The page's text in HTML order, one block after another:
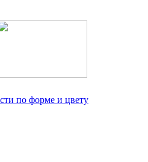
по форме и цвету